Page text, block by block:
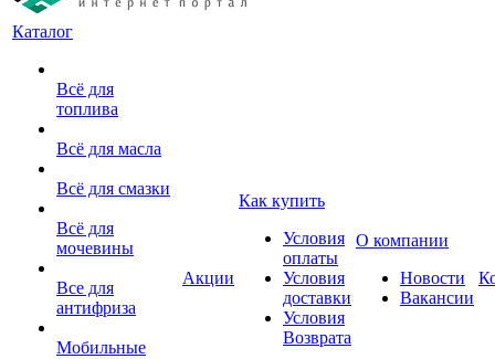
Каталог
Всё для
топлива
Всё для масла
Всё для смазки
Всё для
мочевины
Все для
антифриза
Мобильные
Акции
Как купить
Условия
оплаты
Условия
доставки
Условия
Возврата
О компании
Новости
Вакансии